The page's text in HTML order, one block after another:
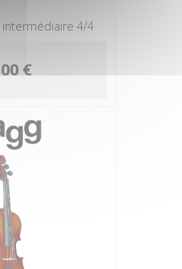
intermédiaire 4/4
€